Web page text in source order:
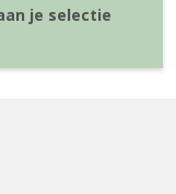
je selectie